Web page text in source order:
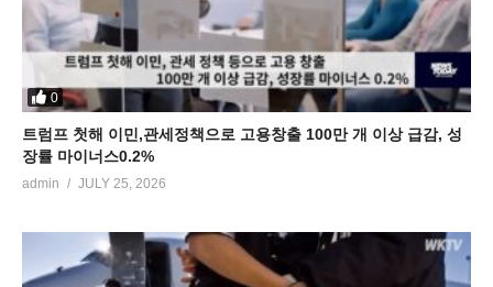
0
트럼프 첫해 이민,관세정책으로 고용창출 100만 개 이상 급감, 성
장률 마이너스0.2%
admin JULY 25, 2026